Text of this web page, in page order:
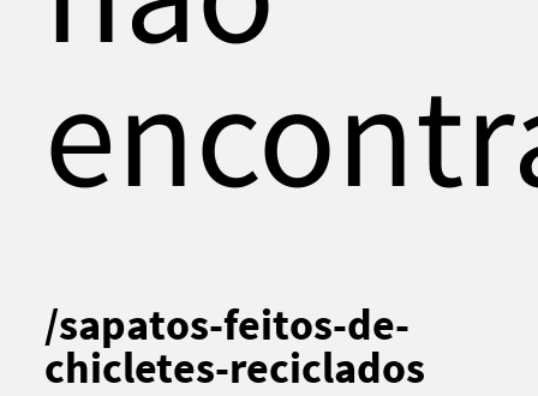
/sapatos-feitos-de-
chicletes-reciclados